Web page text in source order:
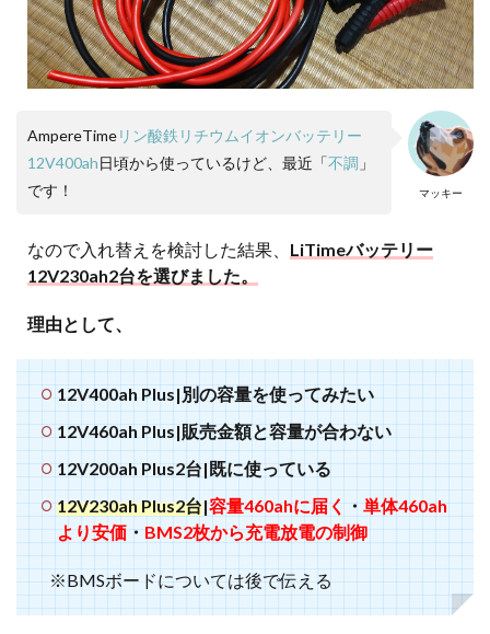
以上を作
るなら
12V230ah
並列接続
が最強！
12V400ah
入れ替え
を行った
250A不具
マッキー
AmpereTimeリン酸鉄リチウムイオンバッテリー
12V400ah日頃から使っているけど、最近「不調 」
です！
なので入れ替えを検討した結果、 LiTimeバッテリー
12V230ah2台を選びました。
理由として、
12V400ah Plus|別の容量を使ってみたい
12V460ah Plus|販売金額と容量が合わない
12V200ah Plus2台|既に使っている
12V230ah Plus2台|容量460ahに届く・単体460ah
より安価・BMS2枚から充電放電の制御
※BMSボードについては後で伝える